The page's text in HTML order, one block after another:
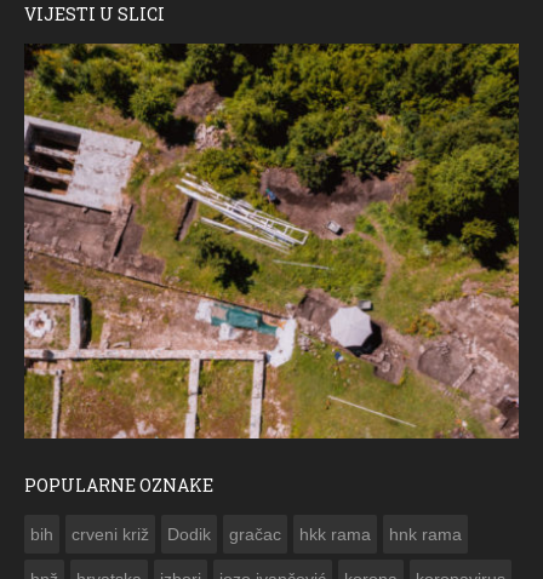
VIJESTI U SLICI
POPULARNE OZNAKE
bih crveni križ Dodik gračac hkk rama hnk rama